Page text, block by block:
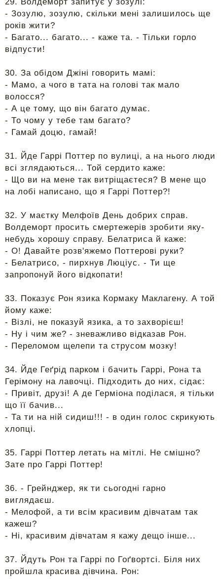
- Зозулю, зозулю, скільки мені залишилось ще
років жити?
- Багато... багато... - каже та. - Тільки горло
відпусти!
30. За обідом Джіні говорить мамі:
- Мамо, а чого в тата на голові так мало
волосся?
- А це тому, що він багато думає.
- То чому у тебе там багато?
- Гамай доцю, гамай!
31. Йде Гаррі Поттер по вулиці, а на нього люди
всі зглядаються... Той сердито каже:
- Що ви на мене так витріщаєтеся? В мене що
на лобі написано, що я Гаррі Поттер?!
32. У маєтку Мелфоїв День добрих справ.
Волдеморт просить смертежерів зробити яку-
небудь хорошу справу. Белатриса й каже:
- О! Давайте розв'яжемо Поттерові руки?
- Белатрисо, - пирхнув Люціус. - Ти ще
запропонуй його відкопати!
33. Показує Рон язика Кормаку Маклагену. А той
йому каже:
- Візлі, не показуй язика, а то захворієш!
- Ну і чим же? - зневажливо відказав Рон.
- Переломом щелепи та струсом мозку!
34. Йде Геґрід парком і бачить Гаррі, Рона та
Герімону на лавочці. Підходить до них, сідає:
- Привіт, друзі! А де Герміона поділася, я тільки
що її бачив...
- Та ти на ній сидиш!!! - в один голос скрикують
хлопці.
35. Гаррі Поттер летать на мітлі. Не смішно?
Зате про Гаррі Поттер!
36. - Грейнджер, як ти сьогодні гарно
виглядаєш.
- Мелофой, а ти всім красивим дівчатам так
кажеш?
- Ні, красивим дівчатам я кажу дещо інше...
37. Йдуть Рон та Гаррі по Гоґвортсі. Біля них
пройшла красива дівчина. Рон: